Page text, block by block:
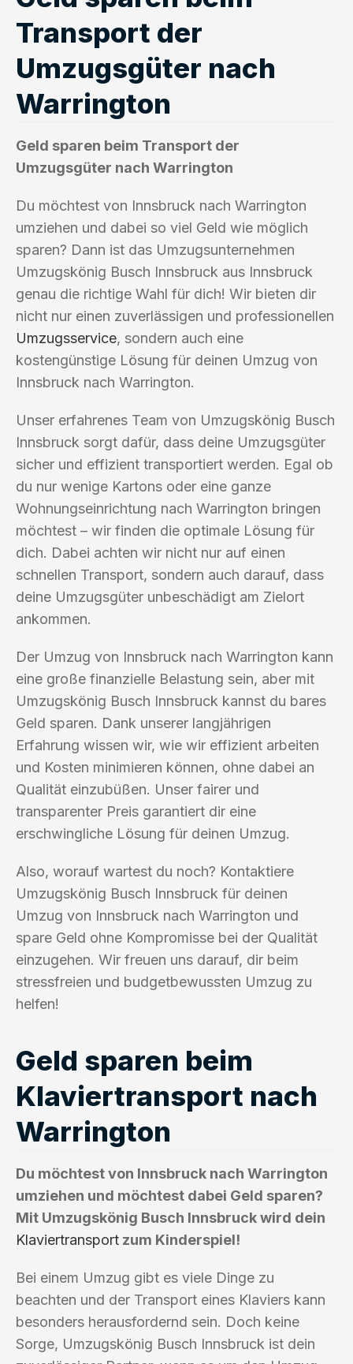
Transport der
Umzugsgüter nach
Warrington
Geld sparen beim Transport der
Umzugsgüter nach Warrington
Du möchtest von Innsbruck nach Warrington
umziehen und dabei so viel Geld wie möglich
sparen? Dann ist das Umzugsunternehmen
Umzugskönig Busch Innsbruck aus Innsbruck
genau die richtige Wahl für dich! Wir bieten dir
nicht nur einen zuverlässigen und professionellen
Umzugsservice, sondern auch eine
kostengünstige Lösung für deinen Umzug von
Innsbruck nach Warrington.
Unser erfahrenes Team von Umzugskönig Busch
Innsbruck sorgt dafür, dass deine Umzugsgüter
sicher und effizient transportiert werden. Egal ob
du nur wenige Kartons oder eine ganze
Wohnungseinrichtung nach Warrington bringen
möchtest – wir finden die optimale Lösung für
dich. Dabei achten wir nicht nur auf einen
schnellen Transport, sondern auch darauf, dass
deine Umzugsgüter unbeschädigt am Zielort
ankommen.
Der Umzug von Innsbruck nach Warrington kann
eine große finanzielle Belastung sein, aber mit
Umzugskönig Busch Innsbruck kannst du bares
Geld sparen. Dank unserer langjährigen
Erfahrung wissen wir, wie wir effizient arbeiten
und Kosten minimieren können, ohne dabei an
Qualität einzubüßen. Unser fairer und
transparenter Preis garantiert dir eine
erschwingliche Lösung für deinen Umzug.
Also, worauf wartest du noch? Kontaktiere
Umzugskönig Busch Innsbruck für deinen
Umzug von Innsbruck nach Warrington und
spare Geld ohne Kompromisse bei der Qualität
einzugehen. Wir freuen uns darauf, dir beim
stressfreien und budgetbewussten Umzug zu
helfen!
Geld sparen beim
Klaviertransport nach
Warrington
Du möchtest von Innsbruck nach Warrington
umziehen und möchtest dabei Geld sparen?
Mit Umzugskönig Busch Innsbruck wird dein
Klaviertransport zum Kinderspiel!
Bei einem Umzug gibt es viele Dinge zu
beachten und der Transport eines Klaviers kann
besonders herausfordernd sein. Doch keine
Sorge, Umzugskönig Busch Innsbruck ist dein